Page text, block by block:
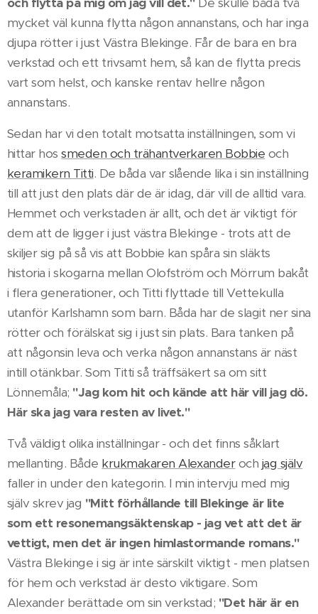
mycket väl kunna flytta någon annanstans, och har inga
djupa rötter i just Västra Blekinge. Får de bara en bra
verkstad och ett trivsamt hem, så kan de flytta precis
vart som helst, och kanske rentav hellre någon
annanstans.
Sedan har vi den totalt motsatta inställningen, som vi
hittar hossmeden och trähantverkaren Bobbie och
keramikern Titti. De båda var slående lika i sin inställning
till att just den plats där de är idag, där vill de alltid vara.
Hemmet och verkstaden är allt, och det är viktigt för
dem att de ligger i just västra Blekinge - trots att de
skiljer sig på så vis att Bobbie kan spåra sin släkts
historia i skogarna mellan Olofström och Mörrum bakåt
i flera generationer, och Titti flyttade till Vettekulla
utanför Karlshamn som barn. Båda har de slagit ner sina
rötter och förälskat sig i just sin plats. Bara tanken på
att någonsin leva och verka någon annanstans är näst
intill otänkbar. Som Titti så träffsäkert sa om sitt
Lönnemåla; "Jag kom hit och kände att här vill jag dö.
Här ska jag vara resten av livet."
Två väldigt olika inställningar - och det finns såklart
mellanting. Både krukmakaren Alexanderoch jag själv
faller in under den kategorin. I min intervju med mig
själv skrev jag "Mitt förhållande till Blekinge är lite
som ett resonemangsäktenskap - jag vet att det är
vettigt, men det är ingen himlastormande romans."
Västra Blekinge i sig är inte särskilt viktigt - men platsen
för hem och verkstad är desto viktigare. Som
Alexander berättade om sin verkstad; "Det här är en